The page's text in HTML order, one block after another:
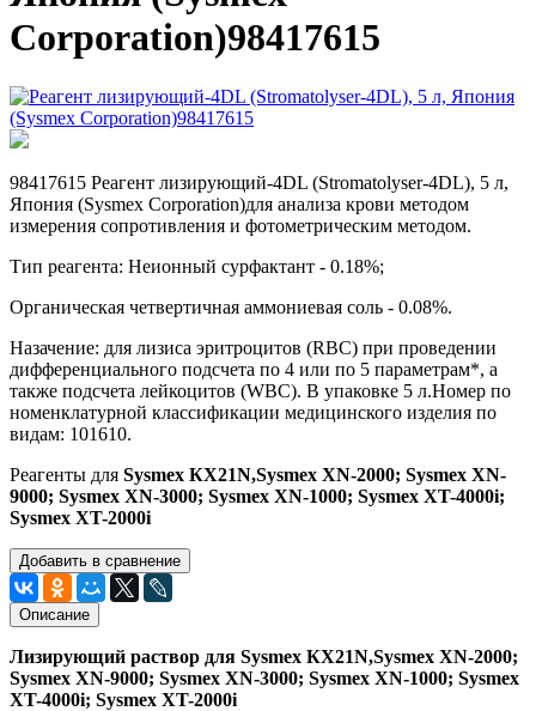
Corporation)98417615
98417615 Реагент лизирующий-4DL (Stromatolyser-4DL), 5 л,
Япония (Sysmex Corporation)для анализа крови методом
измерения сопротивления и фотометрическим методом.
Тип реагента: Неионный сурфактант - 0.18%;
Органическая четвертичная аммониевая соль - 0.08%.
Назачение: для лизиса эритроцитов (RBC) при проведении
дифференциального подсчета по 4 или по 5 параметрам*, а
также подсчета лейкоцитов (WBC). В упаковке 5 л.Номер по
номенклатурной классификации медицинского изделия по
видам: 101610.
Реагенты для Sysmex КХ21N,Sysmex XN-2000; Sysmex XN-
9000; Sysmex XN-3000; Sysmex XN-1000; Sysmex XT-4000i;
Sysmex XT-2000i
Добавить в сравнение
Описание
Лизирующий раствор для Sysmex КХ21N,Sysmex XN-2000;
Sysmex XN-9000; Sysmex XN-3000; Sysmex XN-1000; Sysmex
XT-4000i; Sysmex XT-2000i